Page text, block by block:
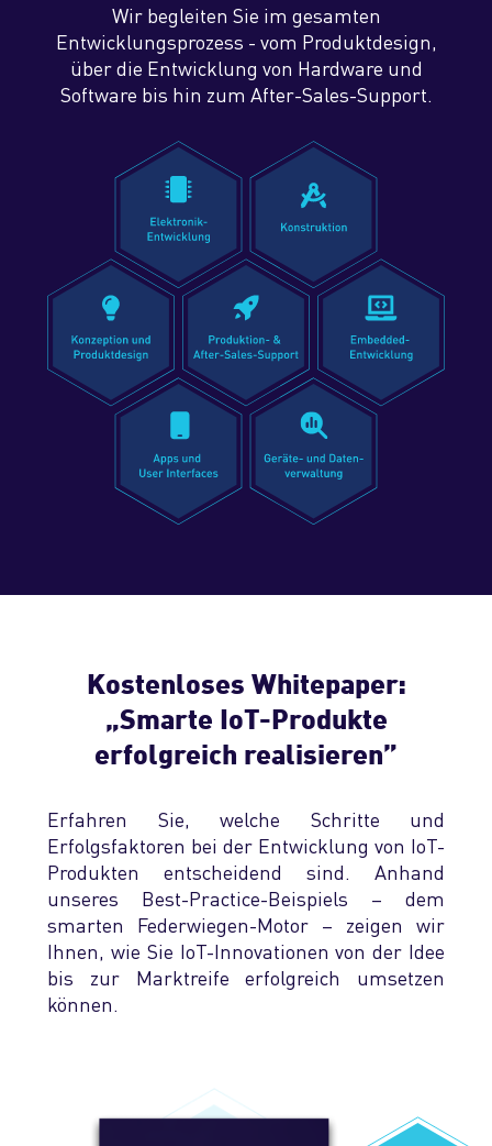
Wir begleiten Sie im gesamten
Entwicklungsprozess - vom Produktdesign,
über die Entwicklung von Hardware und
Software bis hin zum After-Sales-Support.
Kostenloses Whitepaper:
„Smarte IoT-Produkte
erfolgreich realisieren”
Erfahren Sie, welche Schritte und
Erfolgsfaktoren bei der Entwicklung von IoT-
Produkten entscheidend sind. Anhand
unseres Best-Practice-Beispiels – dem
smarten Federwiegen-Motor – zeigen wir
Ihnen, wie Sie IoT-Innovationen von der Idee
bis zur Marktreife erfolgreich umsetzen
können.